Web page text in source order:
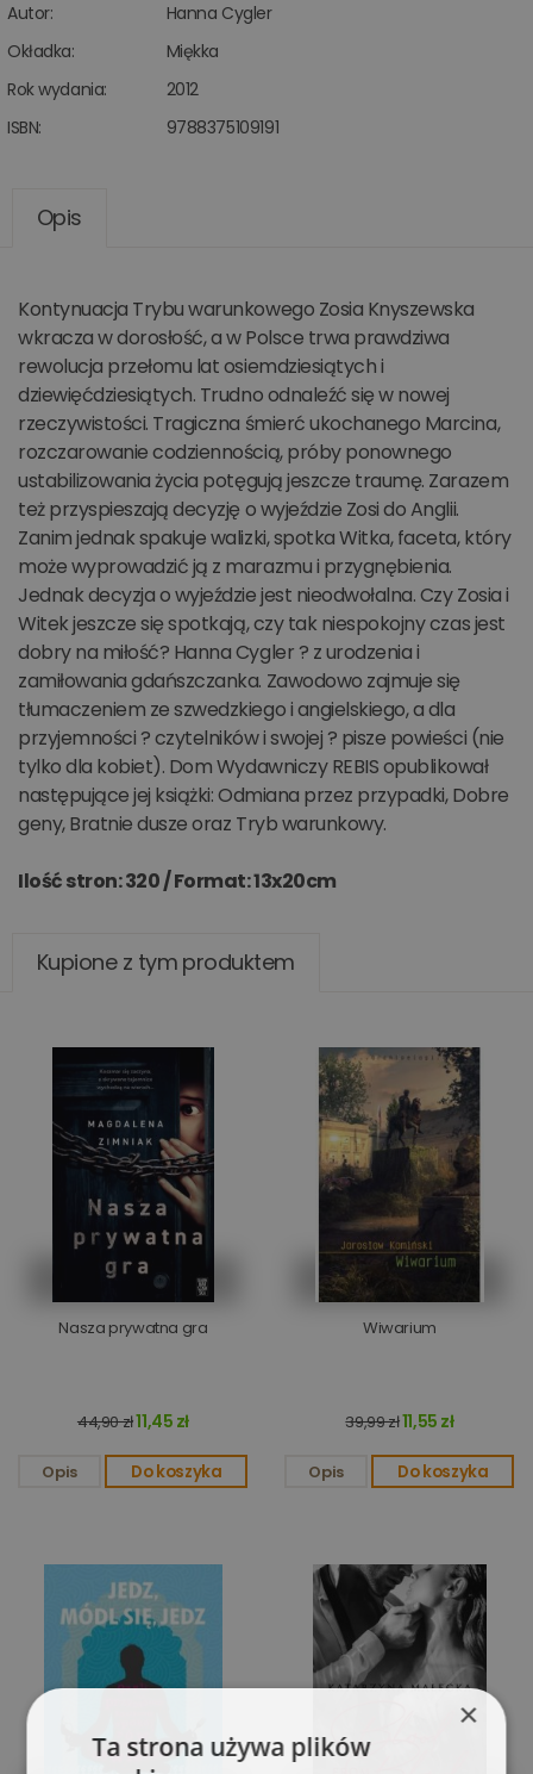
Autor:
Hanna Cygler
Okładka:
Miękka
Rok wydania:
2012
ISBN:
9788375109191
Opis
Kontynuacja Trybu warunkowego Zosia Knyszewska
wkracza w dorosłość, a w Polsce trwa prawdziwa
rewolucja przełomu lat osiemdziesiątych i
dziewięćdziesiątych. Trudno odnaleźć się w nowej
rzeczywistości. Tragiczna śmierć ukochanego Marcina,
rozczarowanie codziennością, próby ponownego
ustabilizowania życia potęgują jeszcze traumę. Zarazem
też przyspieszają decyzję o wyjeździe Zosi do Anglii.
Zanim jednak spakuje walizki, spotka Witka, faceta, który
może wyprowadzić ją z marazmu i przygnębienia.
Jednak decyzja o wyjeździe jest nieodwołalna. Czy Zosia i
Witek jeszcze się spotkają, czy tak niespokojny czas jest
dobry na miłość? Hanna Cygler ? z urodzenia i
zamiłowania gdańszczanka. Zawodowo zajmuje się
tłumaczeniem ze szwedzkiego i angielskiego, a dla
przyjemności ? czytelników i swojej ? pisze powieści (nie
tylko dla kobiet). Dom Wydawniczy REBIS opublikował
następujące jej książki: Odmiana przez przypadki, Dobre
geny, Bratnie dusze oraz Tryb warunkowy.
Ilość stron: 320 /Format: 13x20cm
Kupione z tym produktem
Nasza prywatna gra
44,90 zł11,45 zł
Opis Do koszyka
Wiwarium
39,99 zł11,55 zł
Opis Do koszyka
×
Ta strona używa plików